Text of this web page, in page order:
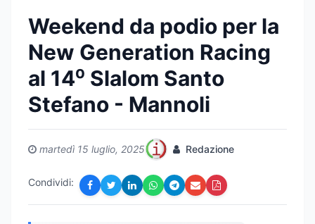
Weekend da podio per la
New Generation Racing
al 14⁰ Slalom Santo
Stefano - Mannoli
martedì 15 luglio, 2025 Redazione
Condividi: